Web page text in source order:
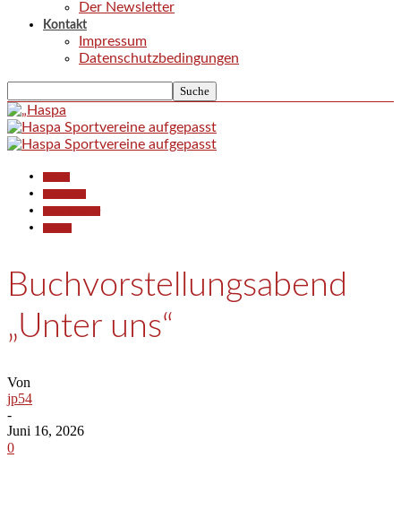
Der Newsletter
Kontakt
Impressum
Datenschutzbedingungen
Buchvorstellungsabend
„Unter uns“
Von
jp54
-
Juni 16, 2026
0